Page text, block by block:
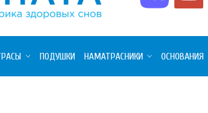
ПОДУШКИ НАМАТРАСНИКИ ОСНОВАНИЯ